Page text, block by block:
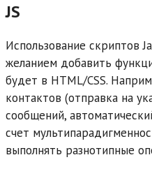
JS
Использование скриптов
желанием добавить
будет в HTML/CSS.
контактов (отправка на
сообщений,
счет
выполнять разнотипные